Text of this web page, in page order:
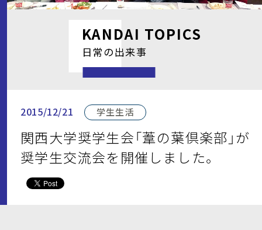
KANDAI TOPICS
日常の出来事
2015/12/21 学生生活
関西大学奨学生会「葦の葉倶楽部」が
奨学生交流会を開催しました。